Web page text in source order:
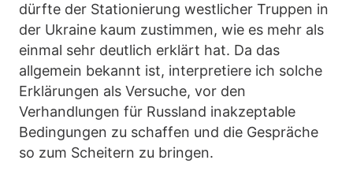
dürfte der Stationierung westlicher Truppen in
der Ukraine kaum zustimmen, wie es mehr als
einmal sehr deutlich erklärt hat. Da das
allgemein bekannt ist, interpretiere ich solche
Erklärungen als Versuche, vor den
Verhandlungen für Russland inakzeptable
Bedingungen zu schaffen und die Gespräche
so zum Scheitern zu bringen.